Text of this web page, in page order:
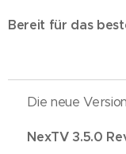
Bereit für das
🔥 Die neue
💢 NexTV 3.5.0